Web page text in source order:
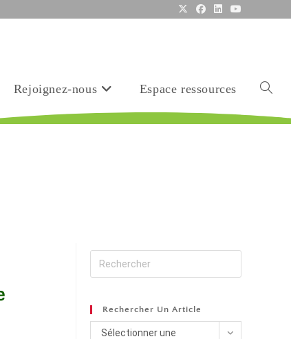
Rejoignez-nous Espace ressources
Rechercher Un Article
Sélectionner une